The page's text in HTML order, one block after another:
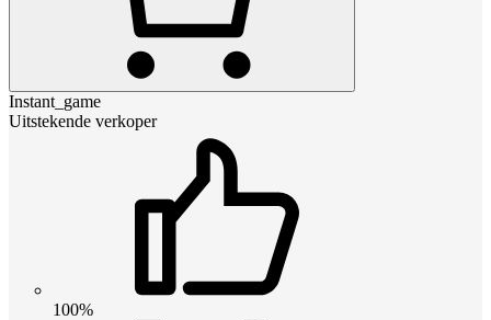
Instant_game
Uitstekende verkoper
100%